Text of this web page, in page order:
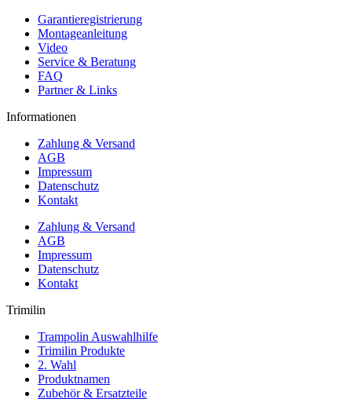
Garantieregistrierung
Montageanleitung
Video
Service & Beratung
FAQ
Partner & Links
Informationen
Zahlung & Versand
AGB
Impressum
Datenschutz
Kontakt
Zahlung & Versand
AGB
Impressum
Datenschutz
Kontakt
Trimilin
Trampolin Auswahlhilfe
Trimilin Produkte
2. Wahl
Produktnamen
Zubehör & Ersatzteile